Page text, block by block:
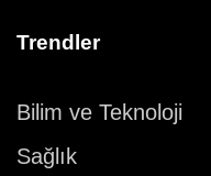
Trendler
Bilim ve Teknoloji
Sağlık